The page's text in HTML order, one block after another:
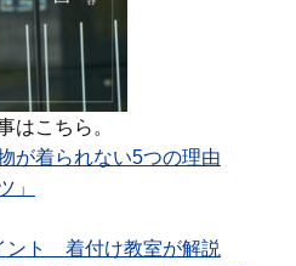
はこちら。
が着られない5つの理由
」
ント 着付け教室が解説